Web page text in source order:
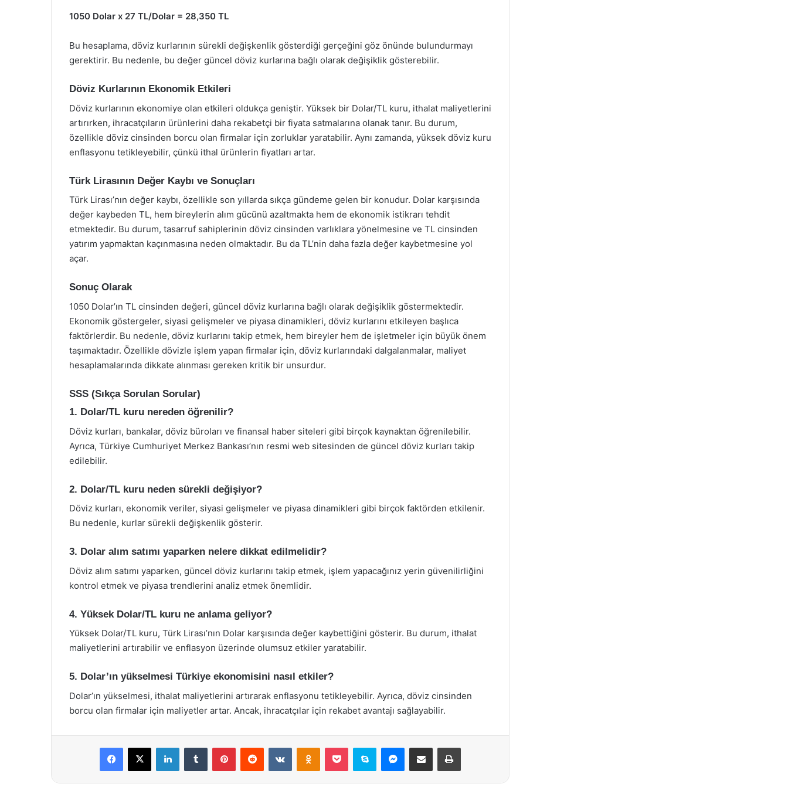
1050 Dolar x 27 TL/Dolar = 28,350 TL
Bu hesaplama, döviz kurlarının sürekli değişkenlik gösterdiği gerçeğini göz önünde bulundurmayı
gerektirir. Bu nedenle, bu değer güncel döviz kurlarına bağlı olarak değişiklik gösterebilir.
Döviz Kurlarının Ekonomik Etkileri
Döviz kurlarının ekonomiye olan etkileri oldukça geniştir. Yüksek bir Dolar/TL kuru, ithalat maliyetlerini
artırırken, ihracatçıların ürünlerini daha rekabetçi bir fiyata satmalarına olanak tanır. Bu durum,
özellikle döviz cinsinden borcu olan firmalar için zorluklar yaratabilir. Aynı zamanda, yüksek döviz kuru
enflasyonu tetikleyebilir, çünkü ithal ürünlerin fiyatları artar.
Türk Lirasının Değer Kaybı ve Sonuçları
Türk Lirası’nın değer kaybı, özellikle son yıllarda sıkça gündeme gelen bir konudur. Dolar karşısında
değer kaybeden TL, hem bireylerin alım gücünü azaltmakta hem de ekonomik istikrarı tehdit
etmektedir. Bu durum, tasarruf sahiplerinin döviz cinsinden varlıklara yönelmesine ve TL cinsinden
yatırım yapmaktan kaçınmasına neden olmaktadır. Bu da TL’nin daha fazla değer kaybetmesine yol
açar.
Sonuç Olarak
1050 Dolar’ın TL cinsinden değeri, güncel döviz kurlarına bağlı olarak değişiklik göstermektedir.
Ekonomik göstergeler, siyasi gelişmeler ve piyasa dinamikleri, döviz kurlarını etkileyen başlıca
faktörlerdir. Bu nedenle, döviz kurlarını takip etmek, hem bireyler hem de işletmeler için büyük önem
taşımaktadır. Özellikle dövizle işlem yapan firmalar için, döviz kurlarındaki dalgalanmalar, maliyet
hesaplamalarında dikkate alınması gereken kritik bir unsurdur.
SSS (Sıkça Sorulan Sorular)
1. Dolar/TL kuru nereden öğrenilir?
Döviz kurları, bankalar, döviz büroları ve finansal haber siteleri gibi birçok kaynaktan öğrenilebilir.
Ayrıca, Türkiye Cumhuriyet Merkez Bankası’nın resmi web sitesinden de güncel döviz kurları takip
edilebilir.
2. Dolar/TL kuru neden sürekli değişiyor?
Döviz kurları, ekonomik veriler, siyasi gelişmeler ve piyasa dinamikleri gibi birçok faktörden etkilenir.
Bu nedenle, kurlar sürekli değişkenlik gösterir.
3. Dolar alım satımı yaparken nelere dikkat edilmelidir?
Döviz alım satımı yaparken, güncel döviz kurlarını takip etmek, işlem yapacağınız yerin güvenilirliğini
kontrol etmek ve piyasa trendlerini analiz etmek önemlidir.
4. Yüksek Dolar/TL kuru ne anlama geliyor?
Yüksek Dolar/TL kuru, Türk Lirası’nın Dolar karşısında değer kaybettiğini gösterir. Bu durum, ithalat
maliyetlerini artırabilir ve enflasyon üzerinde olumsuz etkiler yaratabilir.
5. Dolar’ın yükselmesi Türkiye ekonomisini nasıl etkiler?
Dolar’ın yükselmesi, ithalat maliyetlerini artırarak enflasyonu tetikleyebilir. Ayrıca, döviz cinsinden
borcu olan firmalar için maliyetler artar. Ancak, ihracatçılar için rekabet avantajı sağlayabilir.
Facebook
X LinkedInTumblr PinterestReddit VKontakteOdnoklassniki
Pocket Skype Messenger
E-Posta ile paylaş Yazdır